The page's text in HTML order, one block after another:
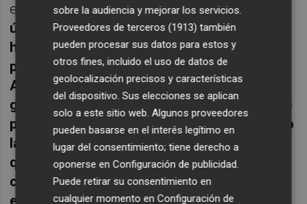
esa sensación."Después de lo que pasó lo
único que dije a mis compañeros es que
había que levantarse y que yo sería el
primero que estaría con ellos. Cuando
Alberto González se levantó y me dio las
gracias me di cuenta de que tenía poco que
pensar. El año pasado Felipe Moreno me dio
la opción de decidir por mí mismo porque
quería hablar con la dirección deportiva,
con el entrenador y el club y saber que si
sobre la audiencia y mejorar los servicios.
Proveedores de terceros (1913) también
pueden procesar sus datos para estos y
otros fines, incluido el uso de datos de
geolocalización precisos y características
del dispositivo. Sus elecciones se aplican
solo a este sitio web. Algunos proveedores
pueden basarse en el interés legítimo en
lugar del consentimiento; tiene derecho a
oponerse enConfiguración de publicidad
Puede retirar su consentimiento en
cualquier momento enConfiguración de